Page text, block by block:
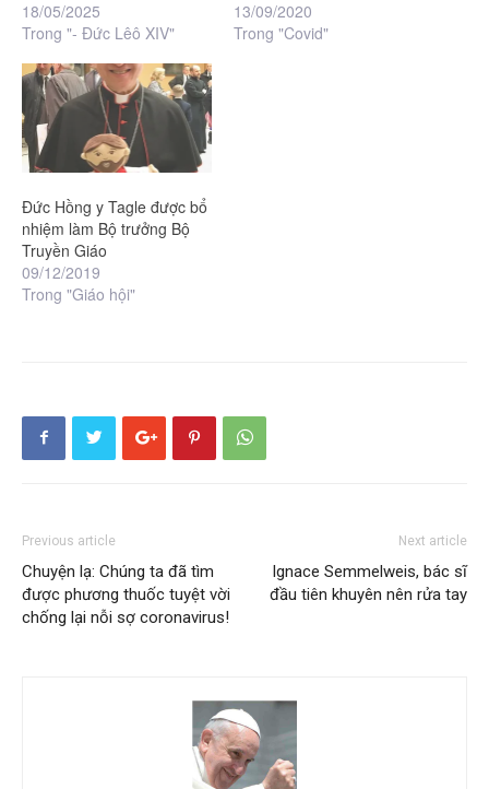
18/05/2025
Trong "- Đức Lêô XIV"
13/09/2020
Trong "Covid"
Đức Hồng y Tagle được bổ
nhiệm làm Bộ trưởng Bộ
Truyền Giáo
09/12/2019
Trong "Giáo hội"
Previous article
Chuyện lạ: Chúng ta đã tìm
được phương thuốc tuyệt vời
chống lại nỗi sợ coronavirus!
Next article
Ignace Semmelweis, bác sĩ
đầu tiên khuyên nên rửa tay